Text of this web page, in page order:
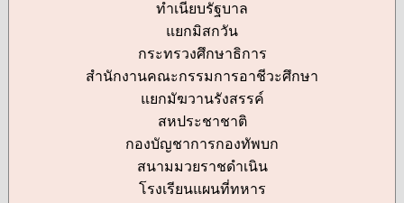
ทำเนียบรัฐบาล
แยกมิสกวัน
กระทรวงศึกษาธิการ
สำนักงานคณะกรรมการอาชีวะศึกษา
แยกมัฆวานรังสรรค์
สหประชาชาติ
กองบัญชาการกองทัพบก
สนามมวยราชดำเนิน
โรงเรียนแผนที่ทหาร